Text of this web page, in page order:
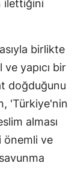
ilettiğini
birlikte
yapıcı bir
doğduğunu
'Türkiye'nin
alması
önemli ve